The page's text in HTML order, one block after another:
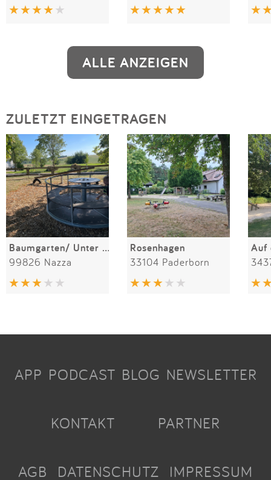
ALLE ANZEIGEN
ZULETZT EINGETRAGEN
Baumgarten/ Unter den Linden
99826 Nazza
Rosenhagen
33104 Paderborn
Auf
APP PODCAST BLOG NEWSLETTER
KONTAKT PARTNER
AGB DATENSCHUTZ IMPRESSUM